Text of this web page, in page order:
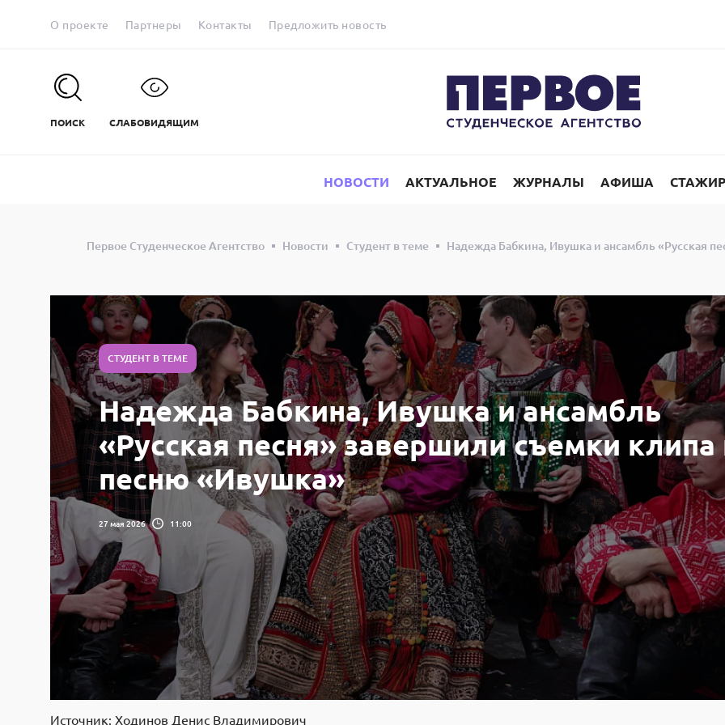
О проекте Партнеры Контакты Предложить новость
ПОИСК СЛАБОВИДЯЩИМ
НОВОСТИ АКТУАЛЬНОЕ ЖУРНАЛЫ АФИША
Первое Студенческое Агентство Новости Студент в теме Надежда Бабкина, Ивушка и ансамбль «Русская
СТУДЕНТ В ТЕМЕ
Надежда Бабкина, Ивушка и ансамбль
«Русская песня» завершили съемки клипа
песню «Ивушка»
27 мая 2026 11:00
Источник: Ходинов Денис Владимирович